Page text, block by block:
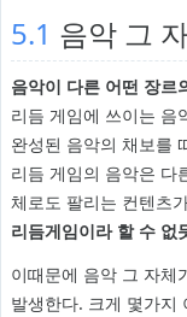
5.1 음악 그
음악이 다른 어떤 장르
리듬 게임에 쓰이는 음
완성된 음악의 채보를
리듬 게임의 음악은 다
체로도 팔리는 컨텐츠
리듬게임이라 할 수 없
이때문에 음악 그 자체
발생한다. 크게 몇가지